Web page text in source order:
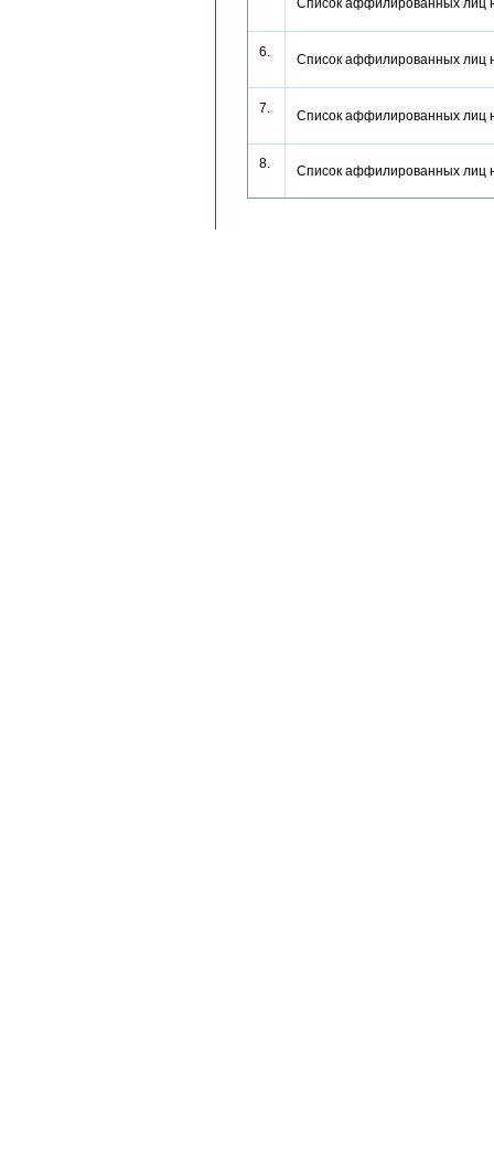
Список аффилированных
6. Список аффилированных
7. Список аффилированных
8. Список аффилированных